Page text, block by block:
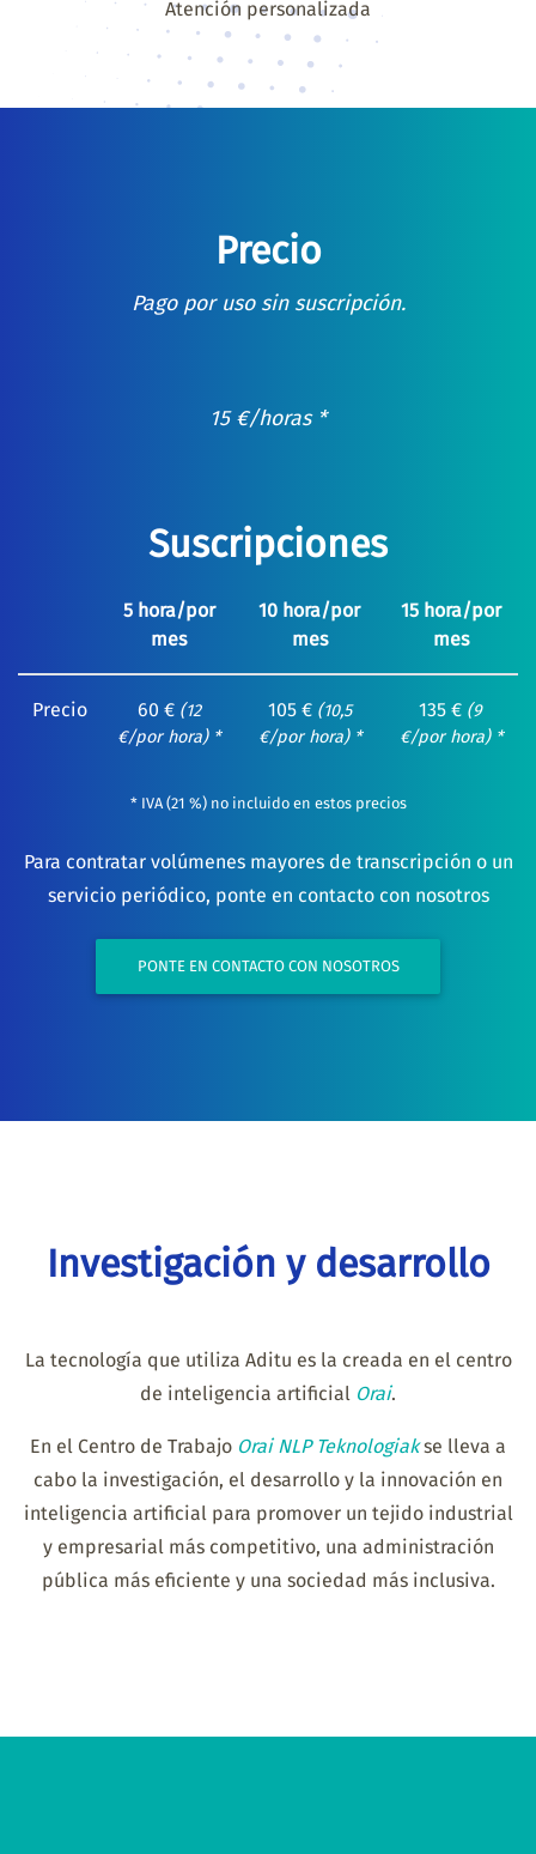
Atención personalizada
Precio
Pago por uso sin suscripción.
15 €/horas *
Suscripciones
5 hora/por
mes
10 hora/por
mes
15 hora/por
mes
Precio 60 € (12
€/por hora) *
105 € (10,5
€/por hora) *
135 € (9
€/por hora) *
* IVA (21 %) no incluido en estos precios
Para contratar volúmenes mayores de transcripción o un
servicio periódico, ponte en contacto con nosotros
PONTE EN CONTACTO CON NOSOTROS
Investigación y desarrollo
La tecnología que utiliza Aditu es la creada en el centro
de inteligencia artificial Orai.
En el Centro de Trabajo Orai NLP Teknologiakse lleva a
cabo la investigación, el desarrollo y la innovación en
inteligencia artificial para promover un tejido industrial
y empresarial más competitivo, una administración
pública más eficiente y una sociedad más inclusiva.